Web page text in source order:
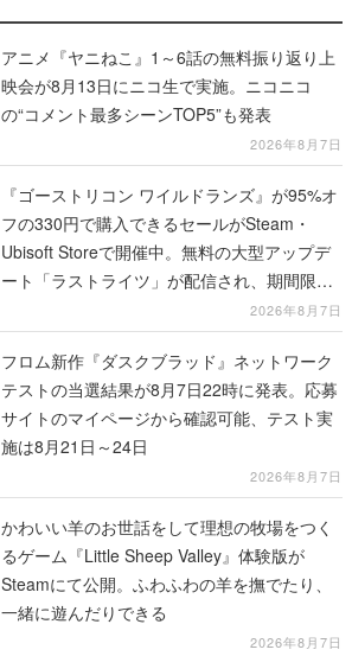
アニメ『ヤニねこ』1～6話の無料振り返り上
映会が8月13日にニコ生で実施。ニコニコ
の“コメント最多シーンTOP5”も発表
2026年8月7日
『ゴーストリコン ワイルドランズ』が95%オ
フの330円で購入できるセールがSteam・
Ubisoft Storeで開催中。無料の大型アップデ
ート「ラストライツ」が配信され、期間限定
の無料プレイや過去作の無料配布も2026年8月7日
フロム新作『ダスクブラッド』ネットワーク
テストの当選結果が8月7日22時に発表。応募
サイトのマイページから確認可能、テスト実
施は8月21日～24日
2026年8月7日
かわいい羊のお世話をして理想の牧場をつく
るゲーム『Little Sheep Valley』体験版が
Steamにて公開。ふわふわの羊を撫でたり、
一緒に遊んだりできる
2026年8月7日